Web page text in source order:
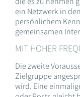
ein Netzwerk in
persönlichem
gemeinsamen
MIT HOHER
Die zweite
Zielgruppe
wird. Eine